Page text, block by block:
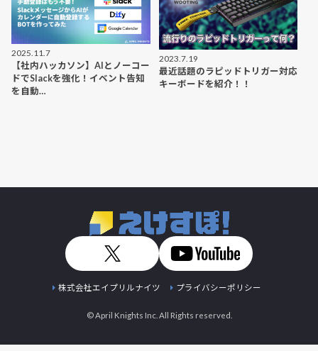
2025.11.7
【社内ハッカソン】AIとノーコー
ドでSlackを強化！イベント告知
を自動…
2023.7.19
最近話題のラピッドトリガー対応
キーボードを紹介！！
株式会社エイプリルナイツ プライバシーポリシー
© April Knights Inc. All Rights reserved.